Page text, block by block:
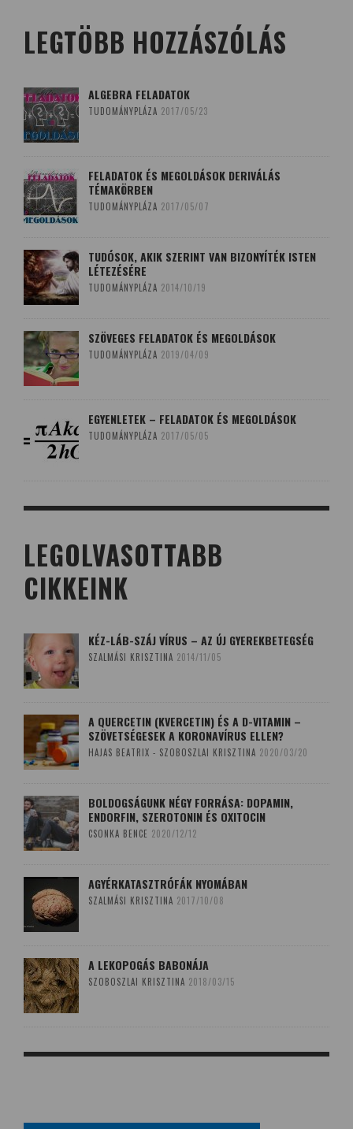
LEGTÖBB HOZZÁSZÓLÁS
ALGEBRA FELADATOK
TUDOMÁNYPLÁZA 2017/05/23
FELADATOK ÉS MEGOLDÁSOK DERIVÁLÁS
TÉMAKÖRBEN
TUDOMÁNYPLÁZA 2017/05/07
TUDÓSOK, AKIK SZERINT VAN BIZONYÍTÉK ISTEN
LÉTEZÉSÉRE
TUDOMÁNYPLÁZA 2014/10/19
SZÖVEGES FELADATOK ÉS MEGOLDÁSOK
TUDOMÁNYPLÁZA 2019/04/09
EGYENLETEK – FELADATOK ÉS MEGOLDÁSOK
TUDOMÁNYPLÁZA 2017/05/05
LEGOLVASOTTABB
CIKKEINK
KÉZ-LÁB-SZÁJ VÍRUS – AZ ÚJ GYEREKBETEGSÉG
SZALMÁSI KRISZTINA 2014/11/05
A QUERCETIN (KVERCETIN) ÉS A D-VITAMIN –
SZÖVETSÉGESEK A KORONAVÍRUS ELLEN?
HAJAS BEATRIX - SZOBOSZLAI KRISZTINA 2020/03/20
BOLDOGSÁGUNK NÉGY FORRÁSA: DOPAMIN,
ENDORFIN, SZEROTONIN ÉS OXITOCIN
CSONKA BENCE 2020/12/12
AGYÉRKATASZTRÓFÁK NYOMÁBAN
SZALMÁSI KRISZTINA 2017/10/08
A LEKOPOGÁS BABONÁJA
SZOBOSZLAI KRISZTINA 2018/03/15